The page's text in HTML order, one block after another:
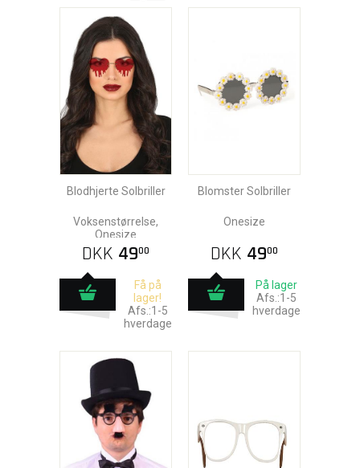
Blodhjerte Solbriller
Voksenstørrelse,
Onesize
DKK 4900
Få på
lager!
Afs.:1-5
hverdage
Blomster Solbriller
Onesize
DKK 4900
På lager
Afs.:1-5
hverdage